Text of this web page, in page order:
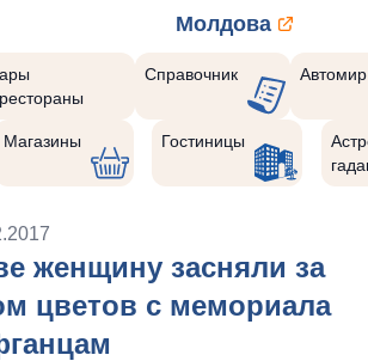
Молдова
Справочник Автомир
Магазины Гостиницы
женщину засняли за
цветов c мемориала